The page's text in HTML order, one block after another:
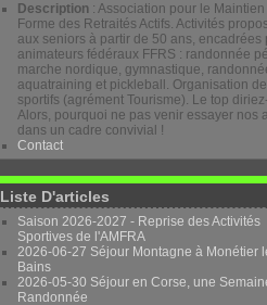
Description : Association pour le
Forme des Retraités Actifs. Activités
aux seniors à partir de 50 ans, encadrées
animateurs fédéraux FFRS : randonnée
marche nordique, gymnastique,
aquatraining et pickleball. Organisation
sportifs (agrément Tourisme). Le top
Alors, pourquoi ne pas venir essayer nos
dans un cadre convivial !
Contact
Liste D'articles
Saison 2026-2027 - Reprise des Activités
Sportives de l'AMFRA
2026-06-27 Séjour Montagne à Monétier
Bains
2026-05-30 Séjour en Corse, une
Randonnée